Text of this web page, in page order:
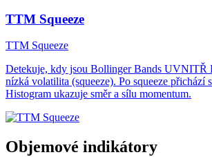
TTM Squeeze
TTM Squeeze
Detekuje, kdy jsou Bollinger Bands
nízká volatilita (squeeze). Po squeeze přichází
Histogram ukazuje směr a sílu momentum.
Objemové indikátory